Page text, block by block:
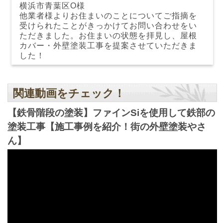
横浜市青葉区O様
他業者様よりお住まいのことについてご指摘を
受けられたことがきっかけてお問い合わせをい
ただきました。お住まいの状態を拝見し、屋根
カバー・外壁塗装工事を提案させていただきま
した！
関連動画をチェック！
【鉄骨階段の塗装】ファインSiを使用して鉄部の
塗装工事【施工事例を紹介！街の外壁塗装やさ
ん】